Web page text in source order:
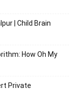
| Child Brain
How Oh My
Private